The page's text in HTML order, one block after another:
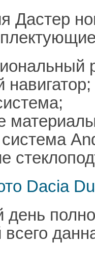
Дастер
день
всего